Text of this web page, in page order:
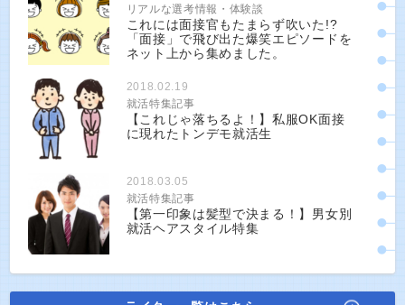
リアルな選考情報・体験談
これには面接官もたまらず吹いた!?
「面接」で飛び出た爆笑エピソードを
ネット上から集めました。
2018.02.19
就活特集記事
【これじゃ落ちるよ！】私服OK面接
に現れたトンデモ就活生
2018.03.05
就活特集記事
【第一印象は髪型で決まる！】男女別
就活ヘアスタイル特集